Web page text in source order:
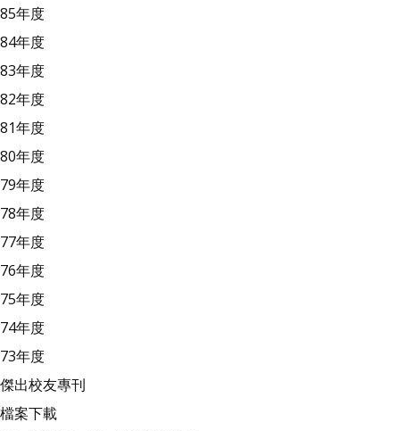
85年度
84年度
83年度
82年度
81年度
80年度
79年度
78年度
77年度
76年度
75年度
74年度
73年度
傑出校友專刊
檔案下載